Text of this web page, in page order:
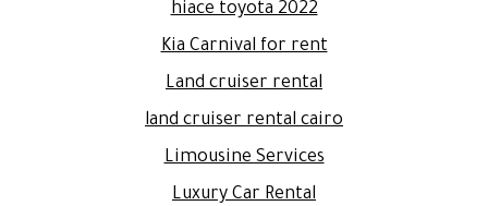
hiace toyota 2022
Kia Carnival for rent
Land cruiser rental
land cruiser rental cairo
Limousine Services
Luxury Car Rental